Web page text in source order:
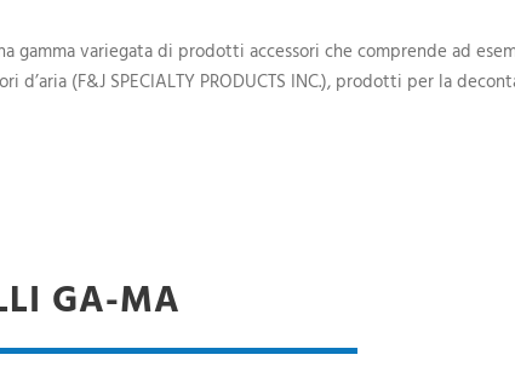
gamma variegata di prodotti accessori che comprende ad
d’aria (F&J SPECIALTY PRODUCTS INC.), prodotti per la
GA-MA